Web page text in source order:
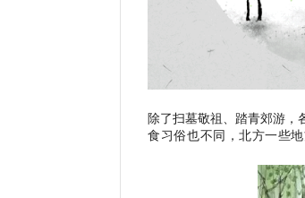
除了扫墓敬祖、踏青郊游，
食习俗也不同，北方一些